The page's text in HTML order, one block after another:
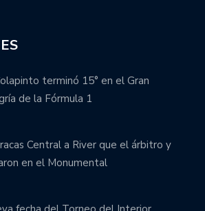
terminó 15° en el Gran
de la Fórmula 1
Central a River que el árbitro y
en el Monumental